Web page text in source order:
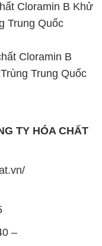
Cloramin B Khử
Trung Quốc
Cloramin B
Trung Quốc
TY HÓA CHẤT
–